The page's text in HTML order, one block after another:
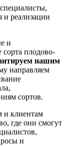
реализации
и
сорта плодово-
нашим
направляем
сортов.
и клиентам
где они смогут
и